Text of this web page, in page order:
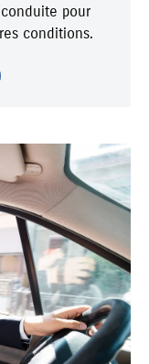
pour
conditions.